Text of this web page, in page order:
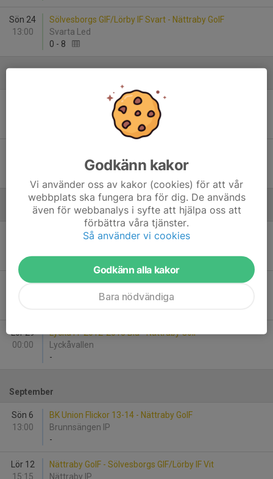
Sön 24
13:00
Sölvesborgs GIF/Lörby IF Svart - Nättraby GoIF
Svarta Led
0 - 8
Nättraby GoIF - Sölvesborgs GIF/Lörby IF Vit
Brunnsvallen
Augusti
Ronneby BK F2013 Röd - Nättraby GoIF
-
Lör 22
Nättraby GoIF - IFK Karlshamn F 13-14 år
Lör 29
00:00
Lyckå FF 2012-2013 Blå - Nättraby GoIF
Lyckåvallen
-
September
Sön 6
13:00
BK Union Flickor 13-14 - Nättraby GoIF
Brunnsängen IP
-
Lör 12
15:15
Nättraby GoIF - Sölvesborgs GIF/Lörby IF Vit
Nättraby IP
Godkänn kakor
Vi använder oss av kakor (cookies) för att vår
webbplats ska fungera bra för dig. De används
även för webbanalys i syfte att hjälpa oss att
förbättra våra tjänster.
Så använder vi cookies
Godkänn alla kakor
Bara nödvändiga